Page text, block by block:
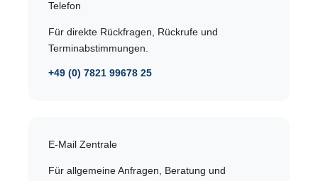
Telefon
Für direkte Rückfragen, Rückrufe und
Terminabstimmungen.
+49 (0) 7821 99678 25
E-Mail Zentrale
Für allgemeine Anfragen, Beratung und